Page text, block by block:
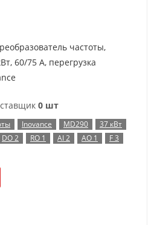
60/75 А, перегрузка
0 шт
Inovance MD290
37 кВт
DO 2 RO 1 AI 2 AO 1
F 3